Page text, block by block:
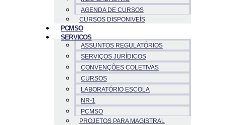
AGENDA DE CURSOS
CURSOS DISPONIVEÍS
PCMSO
SERVICOS
ASSUNTOS REGULATÓRIOS
SERVIÇOS JURÍDICOS
CONVENÇÕES COLETIVAS
CURSOS
LABORATÓRIO ESCOLA
NR-1
PCMSO
PROJETOS PARA MAGISTRAL